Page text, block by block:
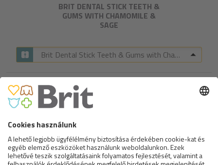
BRIT DENTAL STICK TEETH &
GUMS WITH CHAMOMILE &
SAGE​
Brit Dental Stick Teeth & Gums with Chamomile & Sage